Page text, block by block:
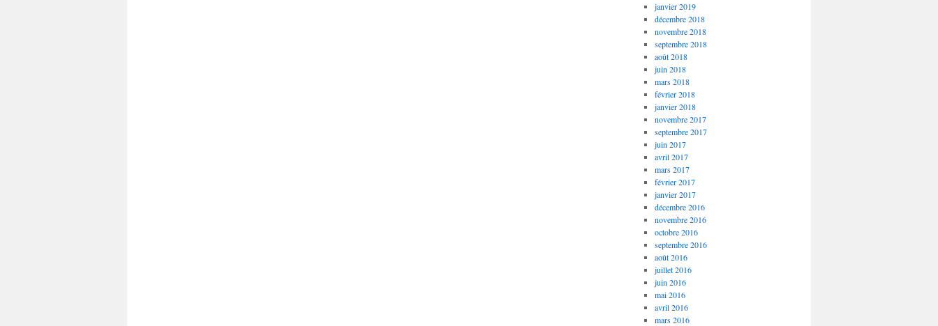
janvier 2019
décembre 2018
novembre 2018
septembre 2018
août 2018
juin 2018
mars 2018
février 2018
janvier 2018
novembre 2017
septembre 2017
juin 2017
avril 2017
mars 2017
février 2017
janvier 2017
décembre 2016
novembre 2016
octobre 2016
septembre 2016
août 2016
juillet 2016
juin 2016
mai 2016
avril 2016
mars 2016